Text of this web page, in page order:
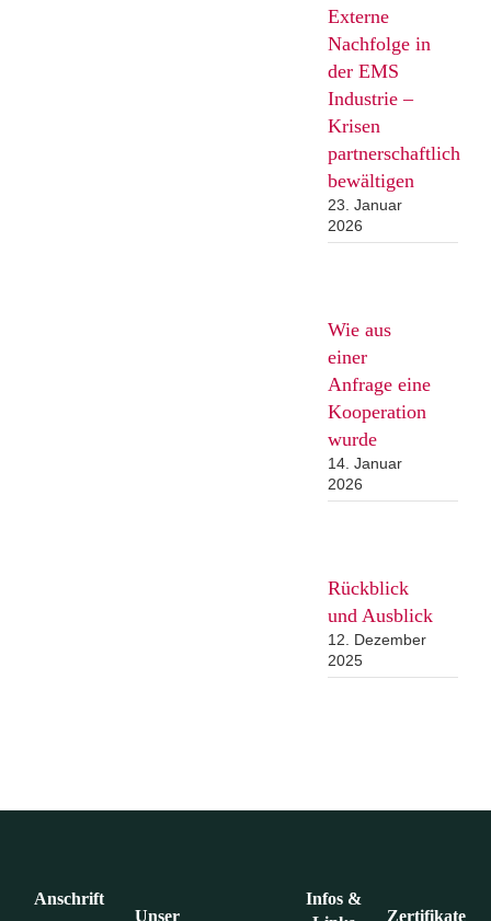
Externe
Nachfolge in
der EMS
Industrie –
Krisen
partnerschaftlich
bewältigen
23. Januar
2026
Wie aus
einer
Anfrage eine
Kooperation
wurde
14. Januar
2026
Rückblick
und Ausblick
12. Dezember
2025
Anschrift
Unser
Infos &
Zertifikate